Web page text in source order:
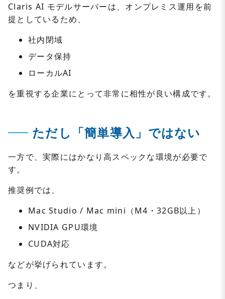
Claris AI モデルサーバーは、オンプレミス運用を前
提としているため、
社内閉域
データ保持
ローカルAI
を重視する企業にとって非常に相性が良い構成です。
ただし「簡単導入」ではない
一方で、実際にはかなり高スペックな環境が必要で
す。
推奨例では、
Mac Studio / Mac mini（M4・32GB以上）
NVIDIA GPU環境
CUDA対応
などが挙げられています。
つまり、